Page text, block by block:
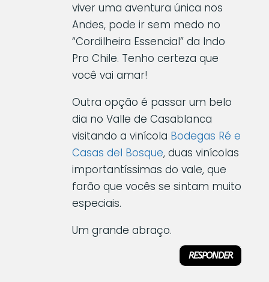
viver uma aventura única nos
Andes, pode ir sem medo no
“Cordilheira Essencial” da Indo
Pro Chile. Tenho certeza que
você vai amar!
Outra opção é passar um belo
dia no Valle de Casablanca
visitando a vinícola Bodegas Ré e
Casas del Bosque, duas vinícolas
importantíssimas do vale, que
farão que vocês se sintam muito
especiais.
Um grande abraço.
RESPONDER